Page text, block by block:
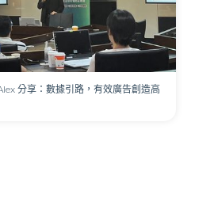
分享：數據引路，有效廣告創造高